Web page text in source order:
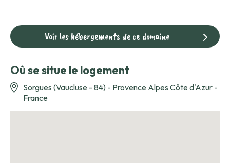
Voir les hébergements de ce domaine
Où se situe le logement
Sorgues (Vaucluse - 84) - Provence Alpes Côte d'Azur -
France